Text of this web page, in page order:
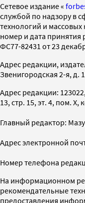
Cетевое издание «
службой по надзору в
технологий и
номер и дата
ФС77-82431 от 23
Адрес редакции,
Звенигородская 2-я, д.
Адрес редакции:
13, стр. 15, эт. 4, пом. X,
Главный редактор:
Адрес электронной
Номер телефона
На информационном
рекомендательные
предоставления